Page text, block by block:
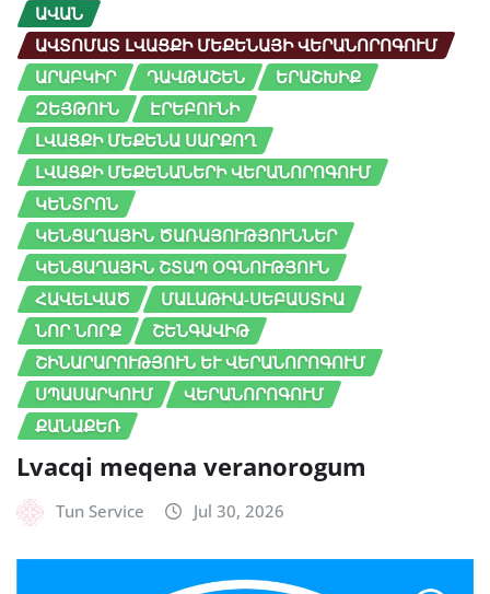
ԱՎԱՆ
ԱՎՏՈՄԱՏ ԼՎԱՑՔԻ ՄԵՔԵՆԱՅԻ ՎԵՐԱՆՈՐՈԳՈՒՄ
ԱՐԱԲԿԻՐ
ԴԱՎԹԱՇԵՆ
ԵՐԱՇԽԻՔ
ԶԵՅԹՈՒՆ
ԷՐԵԲՈՒՆԻ
ԼՎԱՑՔԻ ՄԵՔԵՆԱ ՍԱՐՔՈՂ
ԼՎԱՑՔԻ ՄԵՔԵՆԱՆԵՐԻ ՎԵՐԱՆՈՐՈԳՈՒՄ
ԿԵՆՏՐՈՆ
ԿԵՆՑԱՂԱՅԻՆ ԾԱՌԱՅՈՒԹՅՈՒՆՆԵՐ
ԿԵՆՑԱՂԱՅԻՆ ՇՏԱՊ ՕԳՆՈՒԹՅՈՒՆ
ՀԱՎԵԼՎԱԾ
ՄԱԼԱԹԻԱ-ՍԵԲԱՍՏԻԱ
ՆՈՐ ՆՈՐՔ
ՇԵՆԳԱՎԻԹ
ՇԻՆԱՐԱՐՈՒԹՅՈՒՆ ԵՒ ՎԵՐԱՆՈՐՈԳՈՒՄ
ՍՊԱՍԱՐԿՈՒՄ
ՎԵՐԱՆՈՐՈԳՈՒՄ
ՔԱՆԱՔԵՌ
Lvacqi meqena veranorogum
Tun Service Jul 30, 2026